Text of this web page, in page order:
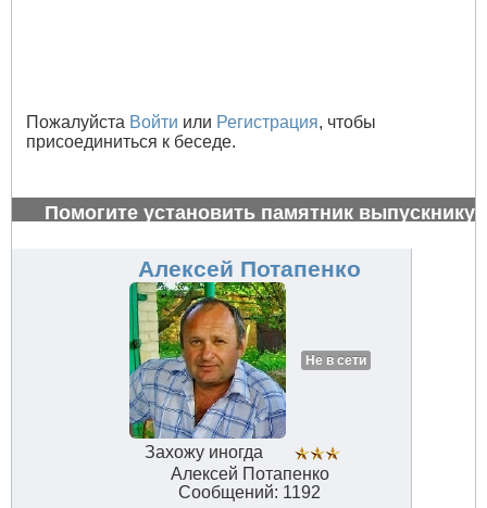
Пожалуйста Войти или Регистрация, чтобы
присоединиться к беседе.
Помогите установить памятник выпускнику
Алексей Потапенко
Не в сети
Захожу иногда
Алексей Потапенко
Сообщений: 1192